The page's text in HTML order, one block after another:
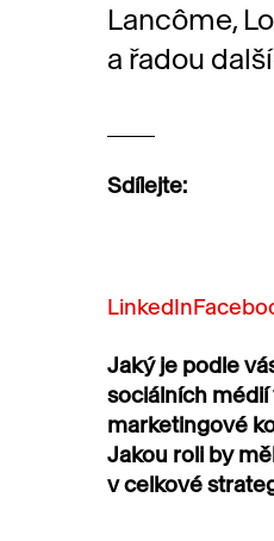
Lancôme,
a řadou
Sdílejte:
LinkedIn
Jaký je podle
sociálních médií
marketingové
Jakou roli by
v celkové